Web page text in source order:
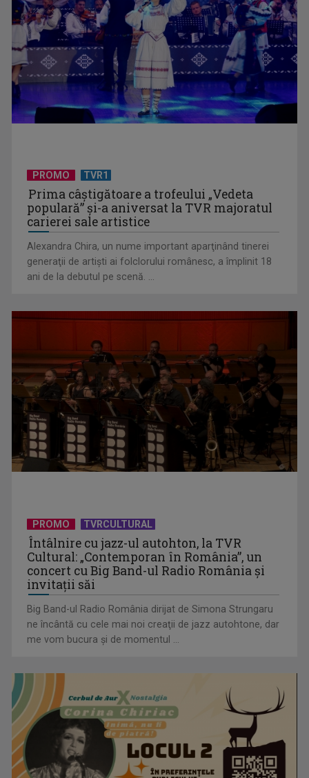
Horaţiu Mălăele ...
David Popovici atacă o performanţă istorică la Europene. În
direct şi în ...
„Frații Jderi”, superproducția inspirată din opera lui Mihail
Sadoveanu, la ...
Serialul „Toate pânzele sus!” ne umple duminicile de
aventură, la TVR 2
PROMO TVR1
Prima câştigătoare a trofeului „Vedeta
populară” şi-a aniversat la TVR majoratul
carierei sale artistice
Alexandra Chira, un nume important aparţinând tinerei
generaţii de artişti ai folclorului românesc, a împlinit 18
ani de la debutul pe scenă. ...
PROMO TVRCULTURAL
Întâlnire cu jazz-ul autohton, la TVR
Cultural: „Contemporan în România”, un
concert cu Big Band-ul Radio România şi
invitaţii săi
Big Band-ul Radio România dirijat de Simona Strungaru
ne încântă cu cele mai noi creaţii de jazz autohtone, dar
me vom bucura şi de momentul ...